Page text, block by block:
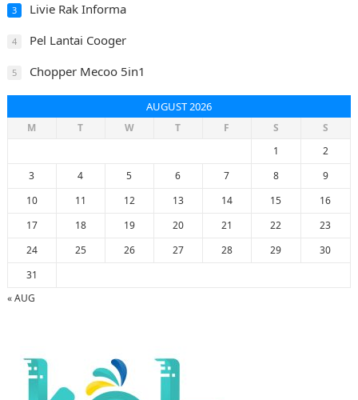
3 Livie Rak Informa
4 Pel Lantai Cooger
5 Chopper Mecoo 5in1
AUGUST 2026
M T W T F S
S
1
2
3
4 5 6 7 8
9
10
11 12 13 14 15
16
17
18 19 20 21 22
23
24
25 26 27 28 29
30
31
« AUG